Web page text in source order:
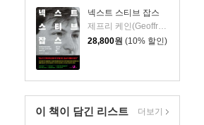
넥스트 스티브 잡스
28,800원 (10% 할인)
이 책이 담긴 리스트 더보기
미래의창